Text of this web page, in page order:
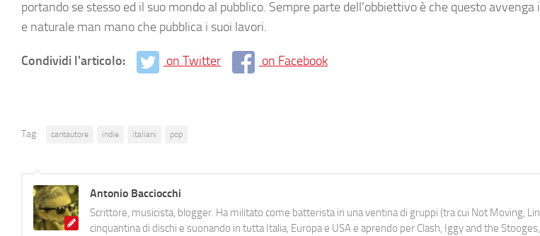
portando se stesso ed il suo mondo al pubblico. Sempre parte dell’obbiettivo è che questo
e naturale man mano che pubblica i suoi lavori.
Condividi l'articolo: on Twitter on Facebook
Tag: cantautore indie italiani pop
Antonio Bacciocchi
Scrittore, musicista, blogger. Ha militato come batterista in una ventina di gruppi (tra cui Not Moving,
cinquantina di dischi e suonando in tutta Italia, Europa e USA e aprendo per Clash, Iggy and the